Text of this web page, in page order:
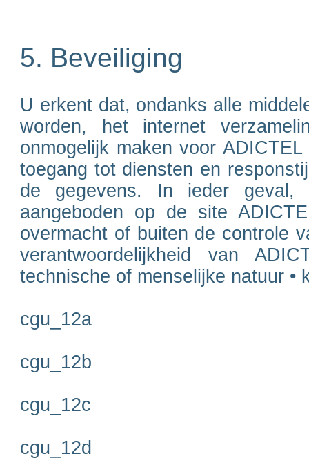
5. Beveiliging
U erkent dat, ondanks alle
worden, het internet
onmogelijk maken voor
toegang tot diensten en
de gegevens. In ieder
aangeboden op de site
overmacht of buiten de controle
verantwoordelijkheid van
technische of menselijke natuur
cgu_12a
cgu_12b
cgu_12c
cgu_12d